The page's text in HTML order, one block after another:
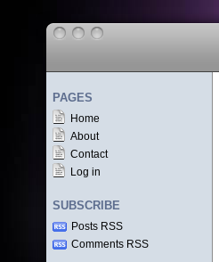
PAGES
Home
About
Contact
Log in
SUBSCRIBE
Posts RSS
Comments RSS